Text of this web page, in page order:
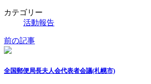
カテゴリー
活動報告
前の記事
全国郵便局長夫人会代表者会議(札幌市)